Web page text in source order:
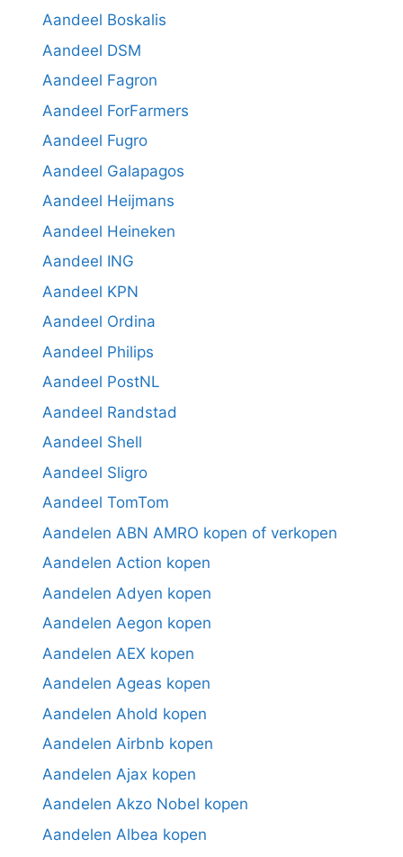
Aandeel Boskalis
Aandeel DSM
Aandeel Fagron
Aandeel ForFarmers
Aandeel Fugro
Aandeel Galapagos
Aandeel Heijmans
Aandeel Heineken
Aandeel ING
Aandeel KPN
Aandeel Ordina
Aandeel Philips
Aandeel PostNL
Aandeel Randstad
Aandeel Shell
Aandeel Sligro
Aandeel TomTom
Aandelen ABN AMRO kopen of verkopen
Aandelen Action kopen
Aandelen Adyen kopen
Aandelen Aegon kopen
Aandelen AEX kopen
Aandelen Ageas kopen
Aandelen Ahold kopen
Aandelen Airbnb kopen
Aandelen Ajax kopen
Aandelen Akzo Nobel kopen
Aandelen Albea kopen